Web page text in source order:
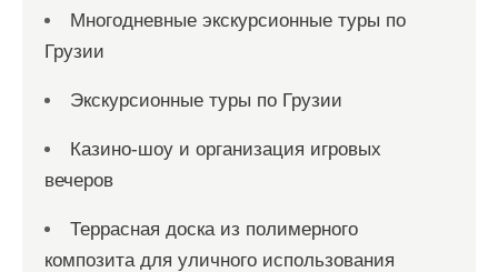
Многодневные экскурсионные туры по
Грузии
Экскурсионные туры по Грузии
Казино-шоу и организация игровых
вечеров
Террасная доска из полимерного
композита для уличного использования